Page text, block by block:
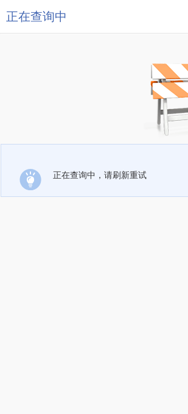
正在查询中
正在查询中，请刷新重试